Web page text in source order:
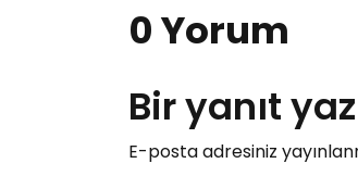
0 Yorum
Bir yanıt
E-posta adresiniz